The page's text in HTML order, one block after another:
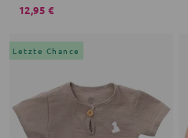
12,95 €
Letzte Chance